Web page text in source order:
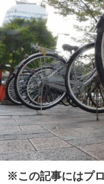
※この記事にはプ